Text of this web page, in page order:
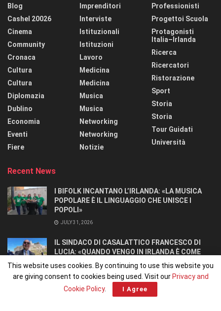
Blog
Cashel 20026
Cinema
Community
Cronaca
Cultura
Cultura
Diplomazia
Dublino
Economia
Eventi
Fiere
Imprenditori
Interviste
Istituzionali
Istituzioni
Lavoro
Medicina
Medicina
Musica
Musica
Networking
Networking
Notizie
Professionisti
Progettoi Scuola
Protagonisti
Italia–Irlanda
Ricerca
Ricercatori
Ristorazione
Sport
Storia
Storia
Tour Guidati
Università
Recent News
I BIFOLK INCANTANO L’IRLANDA: «LA MUSICA
POPOLARE È IL LINGUAGGIO CHE UNISCE I
POPOLI»
JULY 31, 2026
IL SINDACO DI CASALATTICO FRANCESCO DI
LUCIA: «QUANDO VENGO IN IRLANDA È COME
TORNARE A CASA».
JULY 27, 2026
This website uses cookies. By continuing to use this website you
are giving consent to cookies being used. Visit our Privacy and
Cookie Policy. I Agree